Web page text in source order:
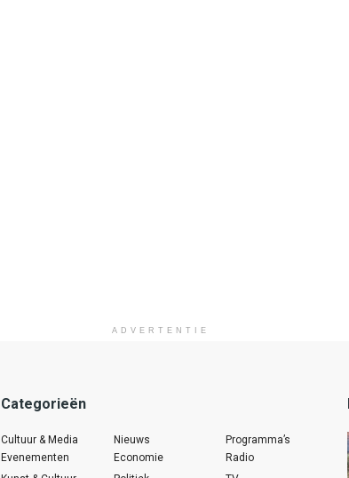
ADVERTENTIE
Categorieën
Cultuur & Media
Evenementen
Nieuws
Economie
Programma’s
Radio